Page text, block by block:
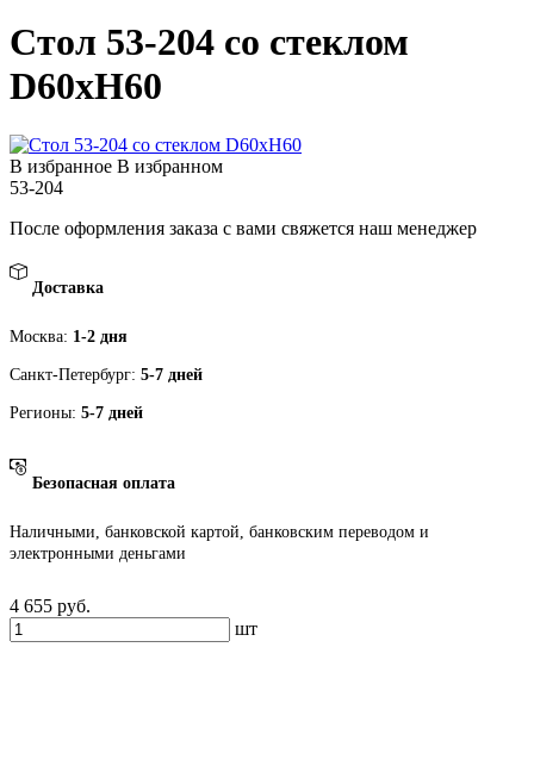
Стол 53-204 со стеклом
D60хН60
В избранное В избранном
53-204
После оформления заказа с вами свяжется наш менеджер
Доставка
Москва: 1-2 дня
Санкт-Петербург: 5-7 дней
Регионы: 5-7 дней
Безопасная оплата
Наличными, банковской картой, банковским переводом и
электронными деньгами
4 655 руб.
шт